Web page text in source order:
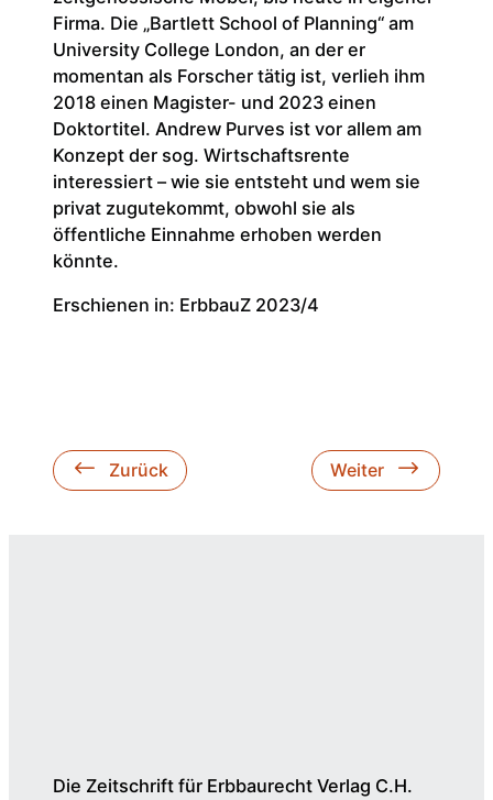
Firma. Die „Bartlett School of Planning“ am
University College London, an der er
momentan als Forscher tätig ist, verlieh ihm
2018 einen Magister- und 2023 einen
Doktortitel. Andrew Purves ist vor allem am
Konzept der sog. Wirtschaftsrente
interessiert – wie sie entsteht und wem sie
privat zugutekommt, obwohl sie als
öffentliche Einnahme erhoben werden
könnte.
Erschienen in: ErbbauZ 2023/4
Zurück Weiter
Die Zeitschrift für Erbbaurecht Verlag C.H.